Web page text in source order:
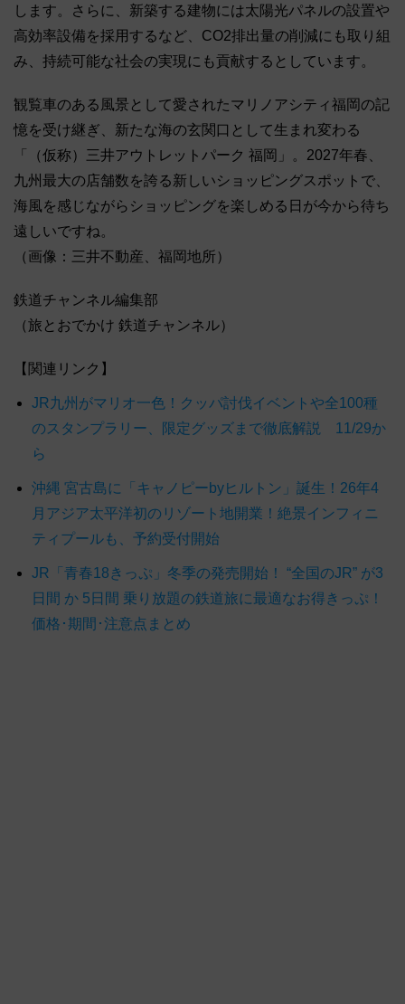
します。さらに、新築する建物には太陽光パネルの設置や
高効率設備を採用するなど、CO2排出量の削減にも取り組
み、持続可能な社会の実現にも貢献するとしています。
観覧車のある風景として愛されたマリノアシティ福岡の記
憶を受け継ぎ、新たな海の玄関口として生まれ変わる
「（仮称）三井アウトレットパーク 福岡」。2027年春、
九州最大の店舗数を誇る新しいショッピングスポットで、
海風を感じながらショッピングを楽しめる日が今から待ち
遠しいですね。
（画像：三井不動産、福岡地所）
鉄道チャンネル編集部
（旅とおでかけ 鉄道チャンネル）
【関連リンク】
JR九州がマリオ一色！クッパ討伐イベントや全100種
のスタンプラリー、限定グッズまで徹底解説 11/29か
ら
沖縄 宮古島に「キャノピーbyヒルトン」誕生！26年4
月アジア太平洋初のリゾート地開業！絶景インフィニ
ティプールも、予約受付開始
JR「青春18きっぷ」冬季の発売開始！ “全国のJR” が3
日間 か 5日間 乗り放題の鉄道旅に最適なお得きっぷ！
価格･期間･注意点まとめ